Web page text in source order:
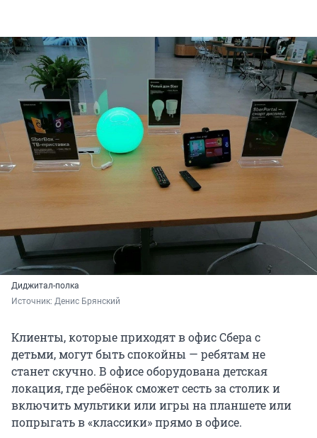
Диджитал-полка
Источник: Денис Брянский
Клиенты, которые приходят в офис Сбера с
детьми, могут быть спокойны — ребятам не
станет скучно. В офисе оборудована детская
локация, где ребёнок сможет сесть за столик и
включить мультики или игры на планшете или
попрыгать в «классики» прямо в офисе.